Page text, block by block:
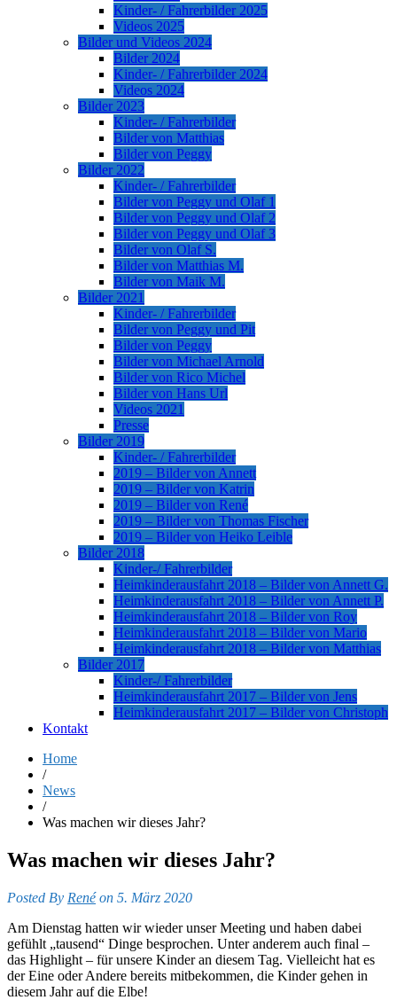
Kinder- / Fahrerbilder 2025
Videos 2025
Bilder und Videos 2024
Bilder 2024
Kinder- / Fahrerbilder 2024
Videos 2024
Bilder 2023
Kinder- / Fahrerbilder
Bilder von Matthias
Bilder von Peggy
Bilder 2022
Kinder- / Fahrerbilder
Bilder von Peggy und Olaf 1
Bilder von Peggy und Olaf 2
Bilder von Peggy und Olaf 3
Bilder von Olaf S.
Bilder von Matthias M.
Bilder von Maik M.
Bilder 2021
Kinder- / Fahrerbilder
Bilder von Peggy und Pit
Bilder von Peggy
Bilder von Michael Arnold
Bilder von Rico Michel
Bilder von Hans Url
Videos 2021
Presse
Bilder 2019
Kinder- / Fahrerbilder
2019 – Bilder von Annett
2019 – Bilder von Katrin
2019 – Bilder von René
2019 – Bilder von Thomas Fischer
2019 – Bilder von Heiko Leible
Bilder 2018
Kinder-/ Fahrerbilder
Heimkinderausfahrt 2018 – Bilder von Annett G.
Heimkinderausfahrt 2018 – Bilder von Annett P.
Heimkinderausfahrt 2018 – Bilder von Roy
Heimkinderausfahrt 2018 – Bilder von Mario
Heimkinderausfahrt 2018 – Bilder von Matthias
Bilder 2017
Kinder-/ Fahrerbilder
Heimkinderausfahrt 2017 – Bilder von Jens
Heimkinderausfahrt 2017 – Bilder von Christoph
Kontakt
Home
/
News
/
Was machen wir dieses Jahr?
Was machen wir dieses Jahr?
Posted By Renéon 5. März 2020
Am Dienstag hatten wir wieder unser Meeting und haben dabei
gefühlt „tausend“ Dinge besprochen. Unter anderem auch final –
das Highlight – für unsere Kinder an diesem Tag. Vielleicht hat es
derEine oder Andere bereits mitbekommen, die Kinder gehen in
diesem Jahr auf die Elbe!